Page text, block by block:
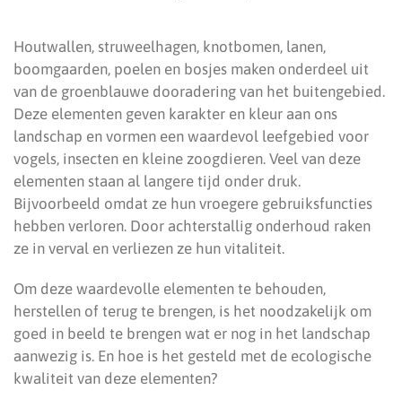
Houtwallen, struweelhagen, knotbomen, lanen,
boomgaarden, poelen en bosjes maken onderdeel uit
van de groenblauwe dooradering van het buitengebied.
Deze elementen geven karakter en kleur aan ons
landschap en vormen een waardevol leefgebied voor
vogels, insecten en kleine zoogdieren. Veel van deze
elementen staan al langere tijd onder druk.
Bijvoorbeeld omdat ze hun vroegere gebruiksfuncties
hebben verloren. Door achterstallig onderhoud raken
ze in verval en verliezen ze hun vitaliteit.
Om deze waardevolle elementen te behouden,
herstellen of terug te brengen, is het noodzakelijk om
goed in beeld te brengen wat er nog in het landschap
aanwezig is. En hoe is het gesteld met de ecologische
kwaliteit van deze elementen?